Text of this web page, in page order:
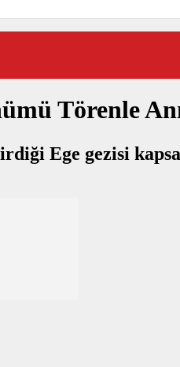
Törenle
Ege gezisi